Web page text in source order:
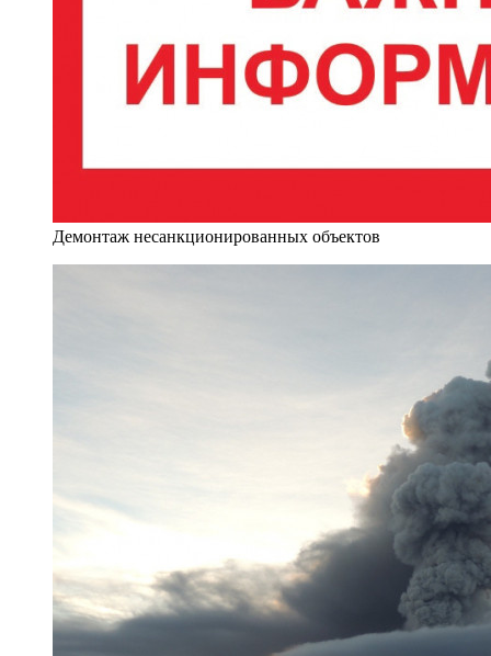
Демонтаж несанкционированных объектов